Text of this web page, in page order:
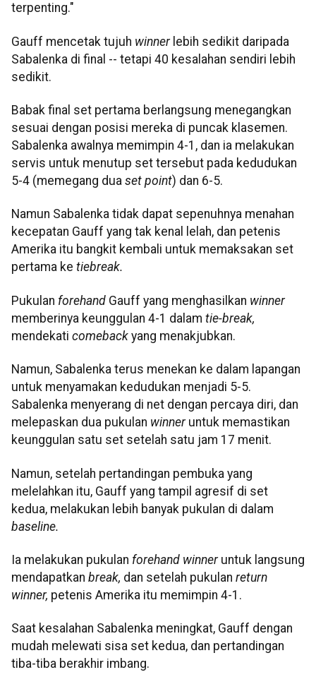
terpenting."
Gauff mencetak tujuh winner lebih sedikit daripada
Sabalenka di final -- tetapi 40 kesalahan sendiri lebih
sedikit.
Babak final set pertama berlangsung menegangkan
sesuai dengan posisi mereka di puncak klasemen.
Sabalenka awalnya memimpin 4-1, dan ia melakukan
servis untuk menutup set tersebut pada kedudukan
5-4 (memegang dua set point) dan 6-5.
Namun Sabalenka tidak dapat sepenuhnya menahan
kecepatan Gauff yang tak kenal lelah, dan petenis
Amerika itu bangkit kembali untuk memaksakan set
pertama ke tiebreak.
Pukulan forehand Gauff yang menghasilkan winner
memberinya keunggulan 4-1 dalam tie-break,
mendekati comeback yang menakjubkan.
Namun, Sabalenka terus menekan ke dalam lapangan
untuk menyamakan kedudukan menjadi 5-5.
Sabalenka menyerang di net dengan percaya diri, dan
melepaskan dua pukulan winner untuk memastikan
keunggulan satu set setelah satu jam 17 menit.
Namun, setelah pertandingan pembuka yang
melelahkan itu, Gauff yang tampil agresif di set
kedua, melakukan lebih banyak pukulan di dalam
baseline.
Ia melakukan pukulan forehand winneruntuk langsung
mendapatkan break, dan setelah pukulan return
winner, petenis Amerika itu memimpin 4-1.
Saat kesalahan Sabalenka meningkat, Gauff dengan
mudah melewati sisa set kedua, dan pertandingan
tiba-tiba berakhir imbang.